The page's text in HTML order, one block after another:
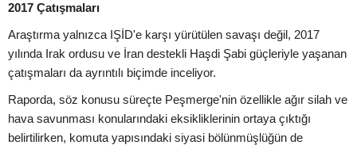
2017 Çatışmaları
Araştırma yalnızca IŞİD'e karşı yürütülen savaşı değil, 2017
yılında Irak ordusu ve İran destekli Haşdi Şabi güçleriyle yaşanan
çatışmaları da ayrıntılı biçimde inceliyor.
Raporda, söz konusu süreçte Peşmerge'nin özellikle ağır silah ve
hava savunması konularındaki eksikliklerinin ortaya çıktığı
belirtilirken, komuta yapısındaki siyasi bölünmüşlüğün de